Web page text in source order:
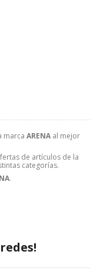
marca ARENA al mejor
de artículos de la
categorías.
.